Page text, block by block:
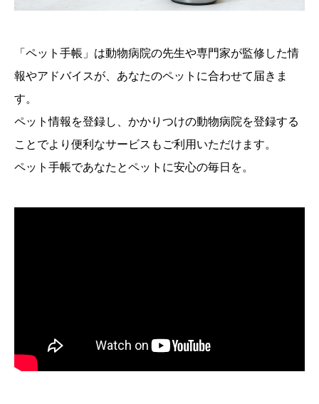
「ペット手帳」は動物病院の先生や専門家が監修した情
報やアドバイスが、あなたのペットに合わせて届きま
す。
ペット情報を登録し、かかりつけの動物病院を登録する
ことでより便利なサービスもご利用いただけます。
ペット手帳であなたとペットに安心の毎日を。